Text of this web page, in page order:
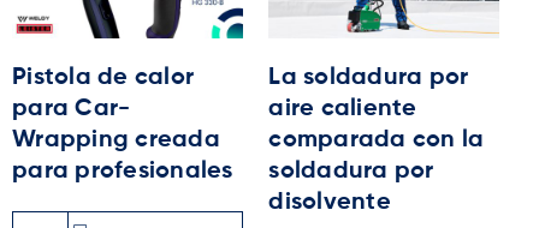
Pistola de calor
para Car-
Wrapping creada
para profesionales
La soldadura por
aire caliente
comparada con la
soldadura por
disolvente